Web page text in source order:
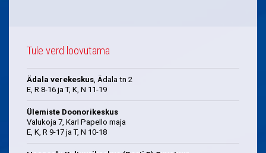
Tule verd loovutama
Ädala verekeskus, Ädala tn 2
E, R 8-16 ja T, K, N 11-19
Ülemiste Doonorikeskus
Valukoja 7, Karl Papello maja
E, K, R 9-17 ja T, N 10-18